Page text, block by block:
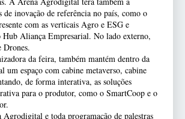
de inovação de referência no país, como o
com as verticais Agro e ESG e
Hub Aliança Empresarial. No lado externo,
Drones.
da feira, também mantém dentro da
um espaço com cabine metaverso, cabine
de forma interativa, as soluções
para o produtor, como o SmartCoop e o
Agrodigital e toda programação de palestras